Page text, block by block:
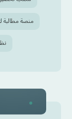
منصة مطالبة